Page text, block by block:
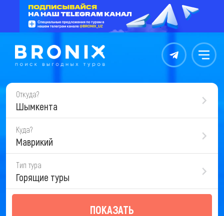
Контакты Меню
Откуда?
Шымкента
Куда?
Маврикий
Тип тура
Горящие туры
ПОКАЗАТЬ